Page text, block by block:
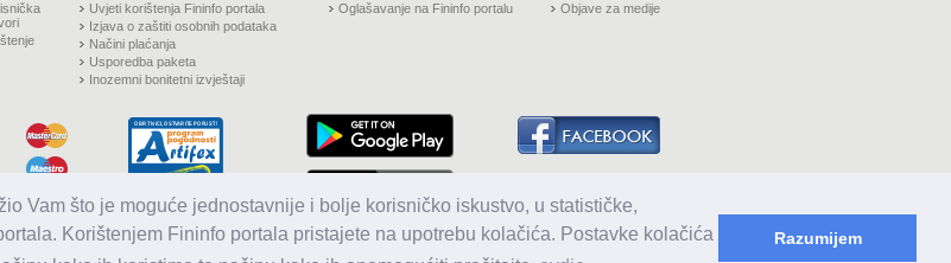
Vam što je moguće jednostavnije i bolje korisničko iskustvo, u statističke,
Korištenjem Fininfo portala pristajete na upotrebu kolačića. Postavke kolačića
Razumijem
Uvjeti korištenja Fininfo portala
Izjava o zaštiti osobnih podataka
Načini plaćanja
Usporedba paketa
Inozemni bonitetni izvještaji
Oglašavanje na Fininfo portalu
Objave za medije